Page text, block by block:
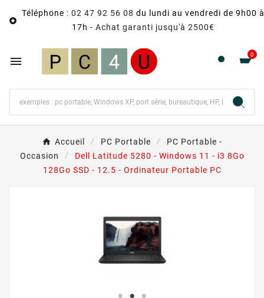

Téléphone : 02 47 92 56 08 du lundi au vendredi de 9h00 à
17h - Achat garanti jusqu'à 2500€
 0
Accueil PC Portable
PC Portable -
Occasion
Dell Latitude 5280 - Windows 11 - i3 8Go
128Go SSD - 12.5 - Ordinateur Portable PC